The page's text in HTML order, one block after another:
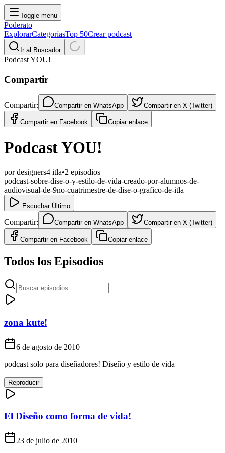
Toggle menu
Poderato
ExplorarCategoríasTop 50Crear podcast
Ir al Buscador
Podcast YOU!
Compartir
Compartir: Compartir en WhatsApp Compartir en X (Twitter)
Compartir en Facebook Copiar enlace
Podcast YOU!
pordesigners4 itla•2 episodios
podcast-sobre-dise-o-y-estilo-de-vida-creado-por-alumnos-de-
audiovisual-de-9no-cuatrimestre-de-dise-o-grafico-de-itla
Escuchar Último
Compartir: Compartir en WhatsApp Compartir en X (Twitter)
Compartir en Facebook Copiar enlace
Todos los Episodios
zona kute!
6 de agosto de 2010
podcast solo para diseñadores! Diseño y estilo de vida
Reproducir
El Diseño como forma de vida!
23 de julio de 2010